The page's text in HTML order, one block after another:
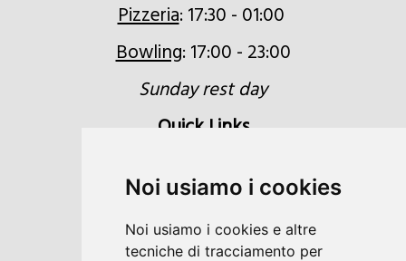
Noi usiamo i cookies
Noi usiamo i cookies e altre
tecniche di tracciamento per
Pizzeria: 17:30 - 01:00
Bowling: 17:00 - 23:00
Sunday rest day
Quick Links
Booking
Voucher